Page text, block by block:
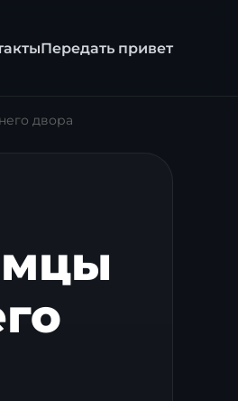
Передать привет
двора